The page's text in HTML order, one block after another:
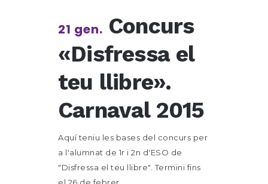
21 gen. Concurs
«Disfressa el
teu llibre».
Carnaval 2015
Aquí teniu les bases del concurs per
a l'alumnat de 1r i 2n d'ESO de
"Disfressa el teu llibre". Termini fins